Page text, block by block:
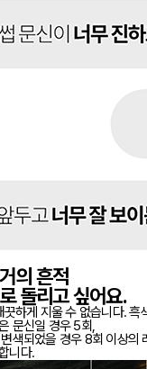
의 흔적
돌리고 싶어요.
하게 지울 수 없습니다.흑
문신일 경우 5회,
색되었을 경우 8회 이상의
니다.